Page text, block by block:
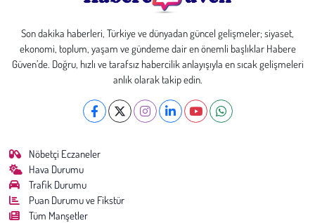
Son dakika haberleri, Türkiye ve dünyadan güncel gelişmeler; siyaset,
ekonomi, toplum, yaşam ve gündeme dair en önemli başlıklar Habere
Güven’de. Doğru, hızlı ve tarafsız habercilik anlayışıyla en sıcak gelişmeleri
anlık olarak takip edin.
Nöbetçi Eczaneler
Hava Durumu
Trafik Durumu
Puan Durumu ve Fikstür
Tüm Manşetler